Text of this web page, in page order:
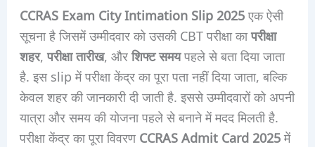
CCRAS Exam City Intimation Slip 2025एक ऐसी
सूचना है जिसमें उम्मीदवार को उसकी CBT परीक्षा कापरीक्षा
शहर,परीक्षा तारीख, औरशिफ्ट समयपहले से बता दिया जाता
है. इस slip में परीक्षा केंद्र का पूरा पता नहीं दिया जाता, बल्कि
केवल शहर की जानकारी दी जाती है. इससे उम्मीदवारों को अपनी
यात्रा और समय की योजना पहले से बनाने में मदद मिलती है.
परीक्षा केंद्र का पूरा विवरण CCRAS Admit Card 2025में